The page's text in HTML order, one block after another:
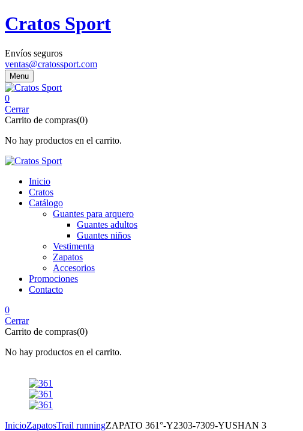
Cratos Sport
Envíos seguros
ventas@cratossport.com
Menu
0
Cerrar
Carrito de compras(0)
No hay productos en el carrito.
Inicio
Cratos
Catálogo
Guantes para arquero
Guantes adultos
Guantes niños
Vestimenta
Zapatos
Accesorios
Promociones
Contacto
0
Cerrar
Carrito de compras(0)
No hay productos en el carrito.
InicioZapatosTrail runningZAPATO 361°-Y2303-7309-YUSHAN 3